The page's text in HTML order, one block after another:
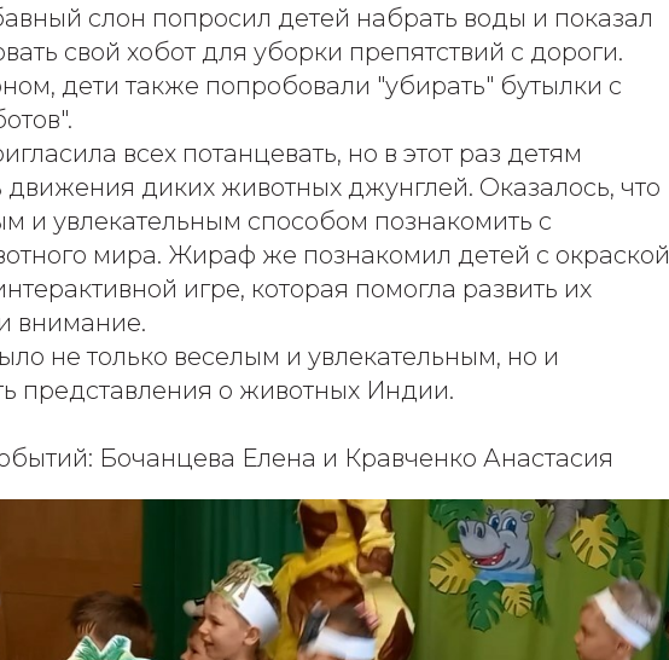
слон попросил детей набрать воды и показал
свой хобот для уборки препятствий с дороги.
дети также попробовали "убирать" бутылки с
всех потанцевать, но в этот раз детям
диких животных джунглей. Оказалось, что
и увлекательным способом познакомить с
мира. Жираф же познакомил детей с окраской
игре, которая помогла развить их
внимание.
не только веселым и увлекательным, но и
представления о животных Индии.
Бочанцева Елена и Кравченко Анастасия